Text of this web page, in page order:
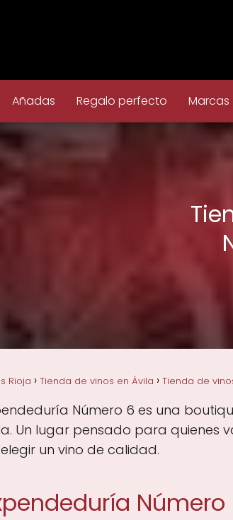
Añadas Regalo perfecto Marcas
Rioja Tienda de vinos en Ávila Tienda de
Número 6 es una
Un lugar pensado para quienes
un vino de calidad.
Número